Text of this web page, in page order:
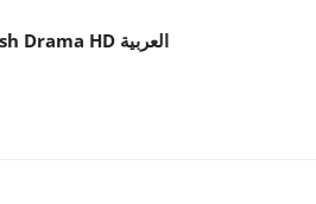
Turkish Drama HD العربية